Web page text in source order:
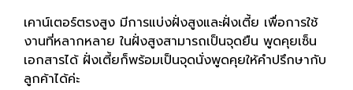
เคาน์เตอร์ตรงสูง มีการแบ่งฝั่งสูงและฝั่งเตี้ย เพื่อการใช้
งานที่หลากหลาย ในฝั่งสูงสามารถเป็นจุดยืน พูดคุยเซ็น
เอกสารได้ ฝั่งเตี้ยก็พร้อมเป็นจุดนั่งพูดคุยให้คำปรึกษากับ
ลูกค้าได้ค่ะ